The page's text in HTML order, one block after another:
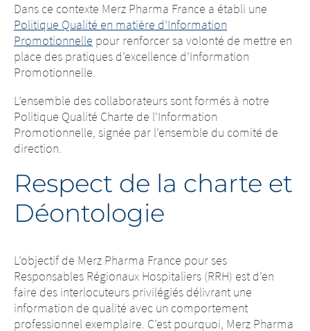
Dans ce contexte Merz Pharma France a établi une
Politique Qualité en matière d’Information
Promotionnelle pour renforcer sa volonté de mettre en
place des pratiques d’excellence d’Information
Promotionnelle.
L’ensemble des collaborateurs sont formés à notre
Politique Qualité Charte de l‘Information
Promotionnelle, signée par l’ensemble du comité de
direction.
Respect de la charte et
Déontologie
L’objectif de Merz Pharma France pour ses
Responsables Régionaux Hospitaliers (RRH) est d’en
faire des interlocuteurs privilégiés délivrant une
information de qualité avec un comportement
professionnel exemplaire. C’est pourquoi, Merz Pharma